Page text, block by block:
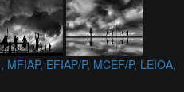
, MFIAP, EFIAP/P, MCEF/P, LEIOA,